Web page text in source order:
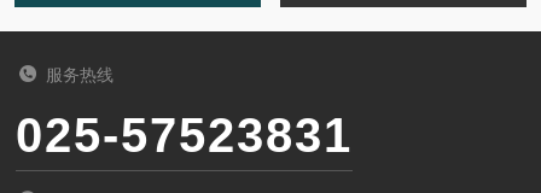
服务热线
025-57523831